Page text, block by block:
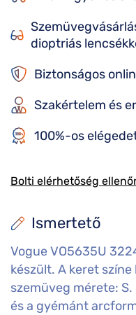
Ismertető
Vogue VO5635U
készült. A keret
szemüveg mérete: S.
és a gyémánt
dioptriás
Biztonságos
Szakértelem és
100%-os
Bolti elérhetőség